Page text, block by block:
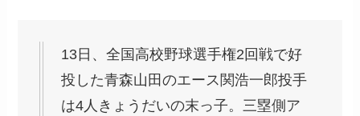
13日、全国高校野球選手権2回戦で好
投した青森山田のエース関浩一郎投手
は4人きょうだいの末っ子。三塁側ア